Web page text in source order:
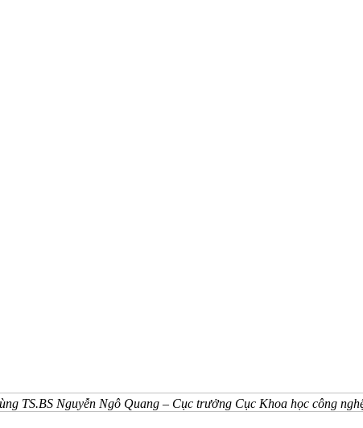
TS.BS Nguyễn Ngô Quang – Cục trưởng Cục Khoa học công